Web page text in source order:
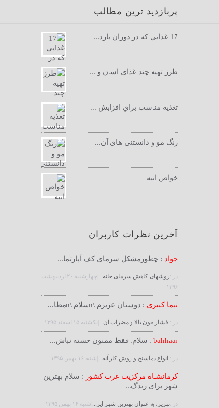
پربازدید ترین مطالب
17 غذايي كه در دوران بارد...
طرز تهیه چند غذای آسان و ...
تغذيه مناسب براي افزايش ...
رنگ مو و دانستنی های آن...
خواص انبه
آخرین نظرات کاربران
جواد : چطورمشکل سرمای کف آپارتما...
در :روشهای کاهش سرمای خانه...
|چهارشنبه ۲۰ ارديبهشت
۱۳۹۶
نیما کبیری : دوستان عزیزم \nسلام \nمطا...
در : فشار خون بالا و مضرات آن... |يكشنبه ۱۵ اسفند ۱۳۹۵
bahhaar : سلام. فقط ممنون خسته نباش...
در : انواع دماسنج و روش كار آنه... |شنبه ۱۶ بهمن ۱۳۹۵
کرمانشـاه مرکزیت غرب کشور : سلام بهترین
شهر برای زندگ...
در :تبریز، به عنوان بهترین شهر ایر... |شنبه ۱۶ بهمن ۱۳۹۵